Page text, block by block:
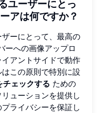
ユーザーにとっ
アは何ですか？
ーにとって、最高の
ーへの画像アップロ
アントサイドで動作
この原則で特別に設
チェックする ための
ューションを提供し
ライバシーを保証し